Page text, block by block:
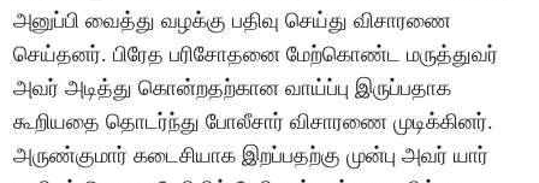
அனுப்பி வைத்து வழக்கு பதிவு செய்து விசாரணை
செய்தனர். பிரேத பரிசோதனை மேற்கொண்ட மருத்துவர்
அவர் அடித்து கொன்றதற்கான வாய்ப்பு இருப்பதாக
கூறியதை தொடர்ந்து போலீசார் விசாரணை முடிக்கினர்.
அருண்குமார் கடைசியாக இறப்பதற்கு முன்பு அவர் யார்